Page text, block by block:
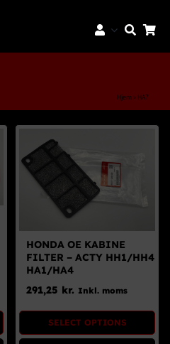
Hjem » HA7
HONDA OE KABINE
FILTER – ACTY HH1/HH4
HA1/HA4
291,25 kr. Inkl. moms
SELECT OPTIONS